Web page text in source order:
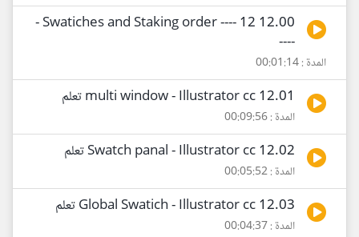
12.00 Swatiches and Staking order ---- 12 -
----
المدة : 00:01:14
12.01 multi window - Illustrator cc تعلم
المدة : 00:09:56
12.02 Swatch panal - Illustrator cc تعلم
المدة : 00:05:52
12.03 Global Swatich - Illustrator cc تعلم
المدة : 00:04:37